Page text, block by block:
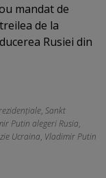
mandat de
de la
Rusiei din
, Sankt
Putin alegeri Rusia,
Ucraina, Vladimir Putin